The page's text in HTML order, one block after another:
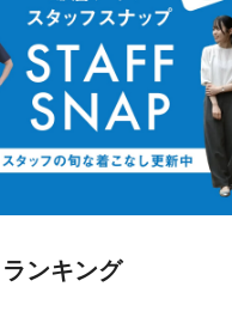
ンキング